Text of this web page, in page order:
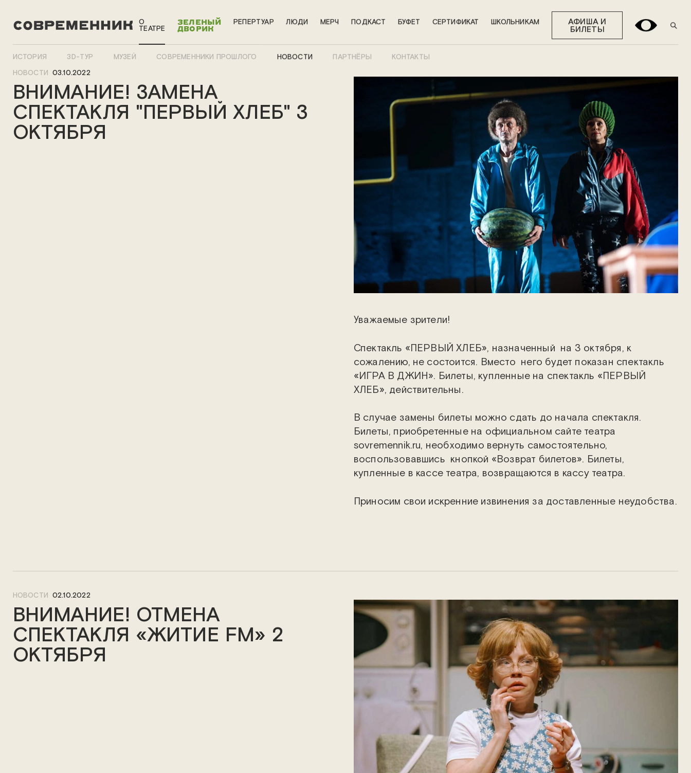
О
ТЕАТРЕ
ЗЕЛЕНЫЙ
ДВОРИК
РЕПЕРТУАР ЛЮДИ МЕРЧ ПОДКАСТ БУФЕТ СЕРТИФИКАТ ШКОЛЬНИКАМ АФИША И
БИЛЕТЫ
ИСТОРИЯ 3D-ТУР МУЗЕЙ СОВРЕМЕННИКИ ПРОШЛОГО НОВОСТИ ПАРТНЁРЫ
КОНТАКТЫ
НОВОСТИ 03.10.2022
ВНИМАНИЕ! ЗАМЕНА
СПЕКТАКЛЯ "ПЕРВЫЙ ХЛЕБ" 3
ОКТЯБРЯ
Уважаемые зрители!
Спектакль «ПЕРВЫЙ ХЛЕБ», назначенный на 3 октября, к
сожалению, не состоится. Вместо него будет показан спектакль
«ИГРА В ДЖИН». Билеты, купленные на спектакль «ПЕРВЫЙ
ХЛЕБ», действительны.
В случае замены билеты можно сдать до начала спектакля.
Билеты, приобретенные на официальном сайте театра
sovremennik.ru, необходимо вернуть самостоятельно,
воспользовавшись кнопкой «Возврат билетов». Билеты,
купленные в кассе театра, возвращаются в кассу театра.
Приносим свои искренние извинения за доставленные неудобства.
НОВОСТИ 02.10.2022
ВНИМАНИЕ! ОТМЕНА
СПЕКТАКЛЯ «ЖИТИЕ FM» 2
ОКТЯБРЯ